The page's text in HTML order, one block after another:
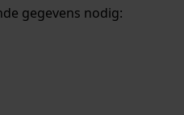
gegevens nodig: